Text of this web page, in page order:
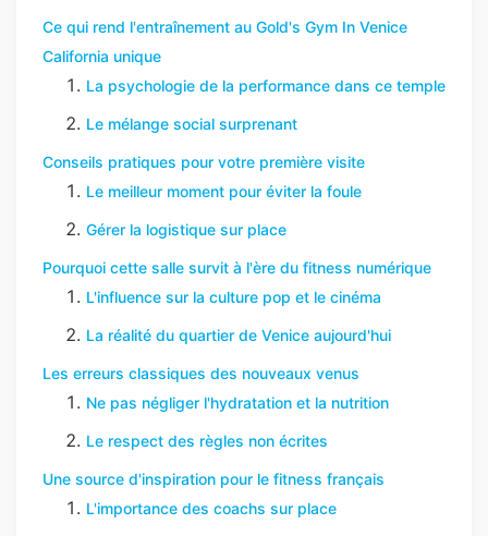
Ce qui rend l'entraînement au Gold's Gym In Venice
California unique
La psychologie de la performance dans ce temple
Le mélange social surprenant
Conseils pratiques pour votre première visite
Le meilleur moment pour éviter la foule
Gérer la logistique sur place
Pourquoi cette salle survit à l'ère du fitness numérique
L'influence sur la culture pop et le cinéma
La réalité du quartier de Venice aujourd'hui
Les erreurs classiques des nouveaux venus
Ne pas négliger l'hydratation et la nutrition
Le respect des règles non écrites
Une source d'inspiration pour le fitness français
L'importance des coachs sur place